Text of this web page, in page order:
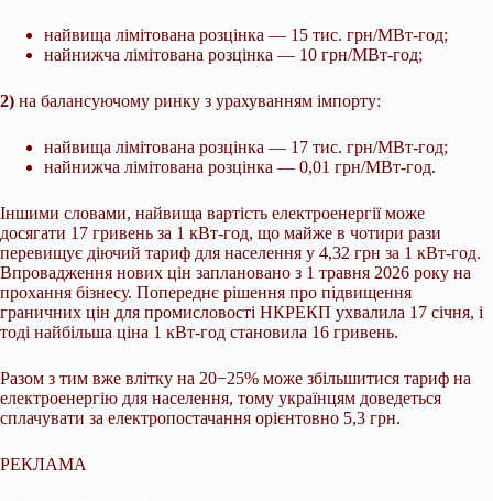
найвища лімітована розцінка — 15 тис. грн/МВт-год;
найнижча лімітована розцінка — 10 грн/МВт-год;
2) на балансуючому ринку з урахуванням імпорту:
найвища лімітована розцінка — 17 тис. грн/МВт-год;
найнижча лімітована розцінка — 0,01 грн/МВт-год.
Іншими словами, найвища вартість електроенергії може
досягати 17 гривень за 1 кВт-год, що майже в чотири рази
перевищує діючий тариф для населення у 4,32 грн за 1 кВт-год.
Впровадження нових цін заплановано з 1 травня 2026 року на
прохання бізнесу. Попереднє рішення про підвищення
граничних цін для промисловості НКРЕКП ухвалила 17 січня, і
тоді найбільша ціна 1 кВт-год становила 16 гривень.
Разом з тим вже влітку на 20−25% може збільшитися тариф на
електроенергію для населення, тому українцям доведеться
сплачувати за електропостачання орієнтовно 5,3 грн.
РЕКЛАМА